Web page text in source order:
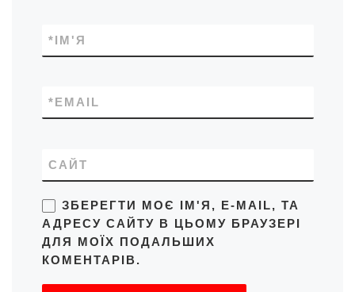
ІМ'Я
*
EMAIL
*
САЙТ
ЗБЕРЕГТИ МОЄ ІМ'Я, E-MAIL, ТА
АДРЕСУ САЙТУ В ЦЬОМУ БРАУЗЕРІ
ДЛЯ МОЇХ ПОДАЛЬШИХ
КОМЕНТАРІВ.